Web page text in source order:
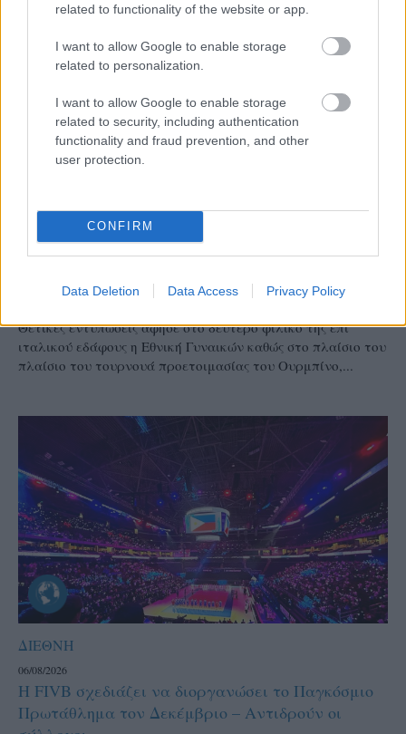
related to functionality of the website or app.
I want to allow Google to enable storage
related to personalization.
I want to allow Google to enable storage
related to security, including authentication
functionality and fraud prevention, and other
user protection.
CONFIRM
Data Deletion Data Access Privacy Policy
06/08/2026
κόντρα στην Ιταλία Β’
Θετικές εντυπώσεις άφησε στο δεύτερο φιλικό της επί
ιταλικού εδάφους η Εθνική Γυναικών καθώς στο πλαίσιο του
πλαίσιο του τουρνουά προετοιμασίας του Ουρμπίνο,...
ΔΙΕΘΝΗ
06/08/2026
Η FIVB σχεδιάζει να διοργανώσει το Παγκόσμιο
Πρωτάθλημα τον Δεκέμβριο – Αντιδρούν οι